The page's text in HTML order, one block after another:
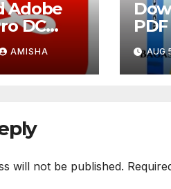
Adobe
DC
Full
AMISHA AUG
will not be published.